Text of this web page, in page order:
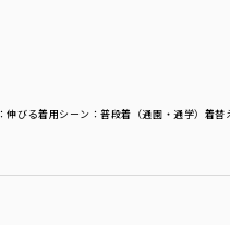
：伸びる着用シーン ：普段着（通園・通学） 着替